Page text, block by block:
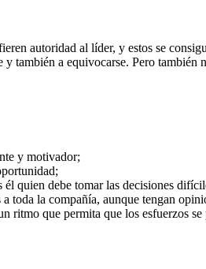
autoridad al líder, y estos se
también a equivocarse. Pero también
y motivador;
él quien debe tomar las decisiones
toda la compañía, aunque tengan
ritmo que permita que los esfuerzos